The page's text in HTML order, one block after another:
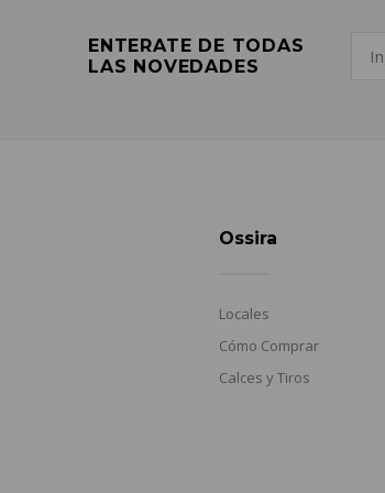
ENTERATE DE TODAS
LAS NOVEDADES
Ossira
Locales
Cómo Comprar
Calces y Tiros